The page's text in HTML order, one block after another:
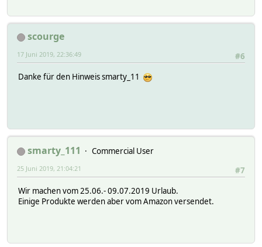
scourge
#6
17 Juni 2019, 22:36:49
Danke für den Hinweis smarty_11
smarty_111
Commercial User
#7
25 Juni 2019, 21:04:21
Wir machen vom 25.06.- 09.07.2019 Urlaub.
Einige Produkte werden aber vom Amazon versendet.